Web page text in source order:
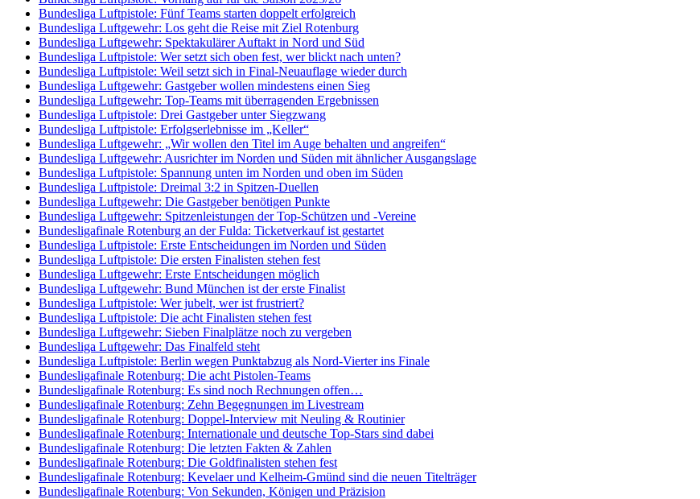
Bundesliga Luftpistole: Fünf Teams starten doppelt erfolgreich
Bundesliga Luftgewehr: Los geht die Reise mit Ziel Rotenburg
Bundesliga Luftgewehr: Spektakulärer Auftakt in Nord und Süd
Bundesliga Luftpistole: Wer setzt sich oben fest, wer blickt nach unten?
Bundesliga Luftpistole: Weil setzt sich in Final-Neuauflage wieder durch
Bundesliga Luftgewehr: Gastgeber wollen mindestens einen Sieg
Bundesliga Luftgewehr: Top-Teams mit überragenden Ergebnissen
Bundesliga Luftpistole: Drei Gastgeber unter Siegzwang
Bundesliga Luftpistole: Erfolgserlebnisse im „Keller“
Bundesliga Luftgewehr: „Wir wollen den Titel im Auge behalten und angreifen“
Bundesliga Luftgewehr: Ausrichter im Norden und Süden mit ähnlicher Ausgangslage
Bundesliga Luftpistole: Spannung unten im Norden und oben im Süden
Bundesliga Luftpistole: Dreimal 3:2 in Spitzen-Duellen
Bundesliga Luftgewehr: Die Gastgeber benötigen Punkte
Bundesliga Luftgewehr: Spitzenleistungen der Top-Schützen und -Vereine
Bundesligafinale Rotenburg an der Fulda: Ticketverkauf ist gestartet
Bundesliga Luftpistole: Erste Entscheidungen im Norden und Süden
Bundesliga Luftpistole: Die ersten Finalisten stehen fest
Bundesliga Luftgewehr: Erste Entscheidungen möglich
Bundesliga Luftgewehr: Bund München ist der erste Finalist
Bundesliga Luftpistole: Wer jubelt, wer ist frustriert?
Bundesliga Luftpistole: Die acht Finalisten stehen fest
Bundesliga Luftgewehr: Sieben Finalplätze noch zu vergeben
Bundesliga Luftgewehr: Das Finalfeld steht
Bundesliga Luftpistole: Berlin wegen Punktabzug als Nord-Vierter ins Finale
Bundesligafinale Rotenburg: Die acht Pistolen-Teams
Bundesligafinale Rotenburg: Es sind noch Rechnungen offen…
Bundesligafinale Rotenburg: Zehn Begegnungen im Livestream
Bundesligafinale Rotenburg: Doppel-Interview mit Neuling & Routinier
Bundesligafinale Rotenburg: Internationale und deutsche Top-Stars sind dabei
Bundesligafinale Rotenburg: Die letzten Fakten & Zahlen
Bundesligafinale Rotenburg: Die Goldfinalisten stehen fest
Bundesligafinale Rotenburg: Kevelaer und Kelheim-Gmünd sind die neuen Titelträger
Bundesligafinale Rotenburg: Von Sekunden, Königen und Präzision